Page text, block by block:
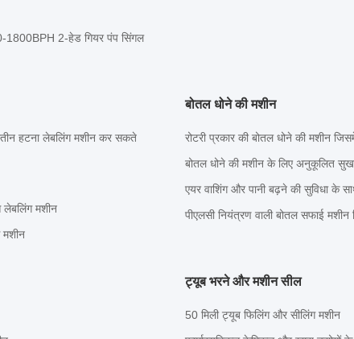
1800BPH 2-हेड गियर पंप सिंगल
हटना लेबलिंग मशीन कर सकते
मशीन
बोतल धोने की मशीन
रोटरी प्रकार की बोतल धोने की मशीन
बोतल धोने की मशीन के लिए अनुकूलित
एयर वाशिंग और पानी बढ़ने की सुविधा के
पीएलसी नियंत्रण वाली बोतल सफाई
ट्यूब भरने और मशीन सील
50 मिली ट्यूब फिलिंग और सीलिंग मशीन